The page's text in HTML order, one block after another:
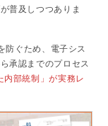
普及しつつありま
防ぐため、電子シス
承認までのプロセス
内部統制」が実務レ